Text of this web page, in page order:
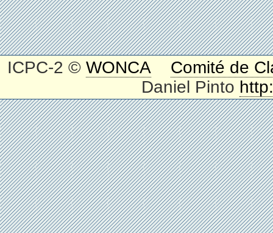
ICPC-2 ©WONCA
Comité de
Daniel Pinto